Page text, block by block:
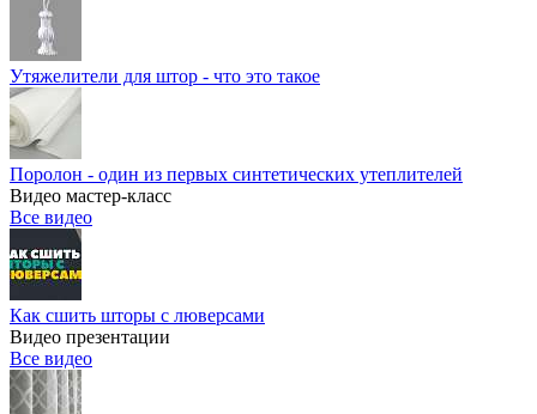
Утяжелители для штор - что это такое
Поролон - один из первых синтетических утеплителей
Видео мастер-класс
Все видео
Как сшить шторы с люверсами
Видео презентации
Все видео